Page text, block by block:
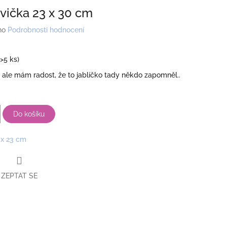
23 x 30 cm
Podrobnosti hodnocení
ks)
ale mám radost, že to jablíčko tady někdo zapomněl..
Do košíku
23 cm
ZEPTAT SE